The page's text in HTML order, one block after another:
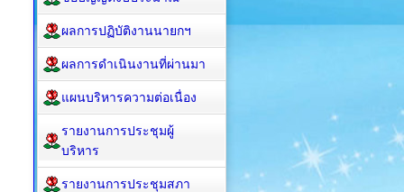
ผลการปฏิบัติงานนายกฯ
ผลการดำเนินงานที่ผ่านมา
แผนบริหารความต่อเนื่อง
รายงานการประชุมผู้
บริหาร
รายงานการประชุมสภา